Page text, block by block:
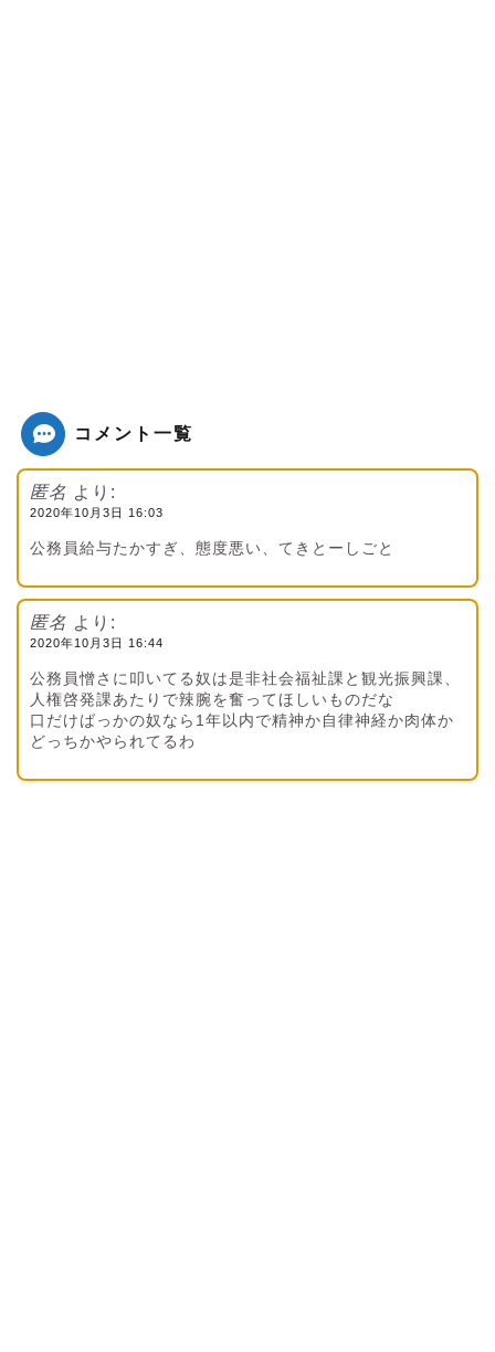
コメント一覧
匿名 より:
2020年10月3日 16:03
公務員給与たかすぎ、態度悪い、てきとーしごと
匿名 より:
2020年10月3日 16:44
公務員憎さに叩いてる奴は是非社会福祉課と観光振興課、
人権啓発課あたりで辣腕を奮ってほしいものだな
口だけばっかの奴なら1年以内で精神か自律神経か肉体か
どっちかやられてるわ